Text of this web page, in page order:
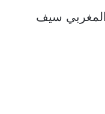
المغربي سيف